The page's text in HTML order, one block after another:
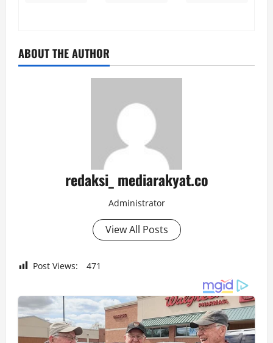
ABOUT THE AUTHOR
redaksi_ mediarakyat.co
Administrator
View All Posts
Post Views: 471